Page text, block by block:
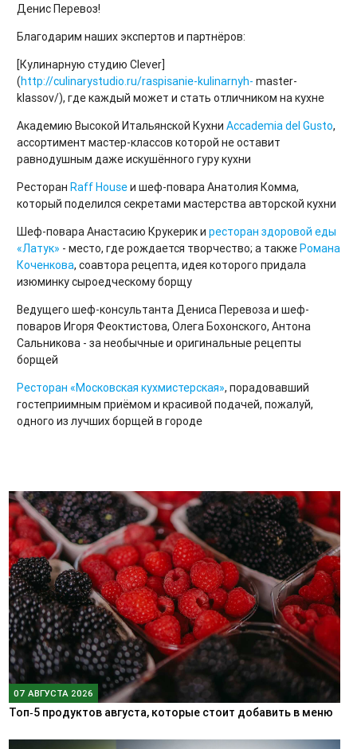
Денис Перевоз!
Благодарим наших экспертов и партнёров:
[Кулинарную студию Clever]
(http://culinarystudio.ru/raspisanie-kulinarnyh- master-
klassov/), где каждый может и стать отличником на кухне
Академию Высокой Итальянской Кухни Accademia del Gusto,
ассортимент мастер-классов которой не оставит
равнодушным даже искушённого гуру кухни
Ресторан Raff Houseи шеф-повара Анатолия Комма,
который поделился секретами мастерства авторской кухни
Шеф-повара Анастасию Крукерик и ресторан здоровой еды
«Латук» - место, где рождается творчество; а такжеРомана
Коченкова, соавтора рецепта, идея которого придала
изюминку сыроедческому борщу
Ведущего шеф-консультанта Дениса Перевоза и шеф-
поваров Игоря Феоктистова, Олега Бохонского, Антона
Сальникова - за необычные и оригинальные рецепты
борщей
Ресторан «Московская кухмистерская», порадовавший
гостеприимным приёмом и красивой подачей, пожалуй,
одного из лучших борщей в городе
07 АВГУСТА 2026
Топ‑5 продуктов августа, которые стоит добавить в меню